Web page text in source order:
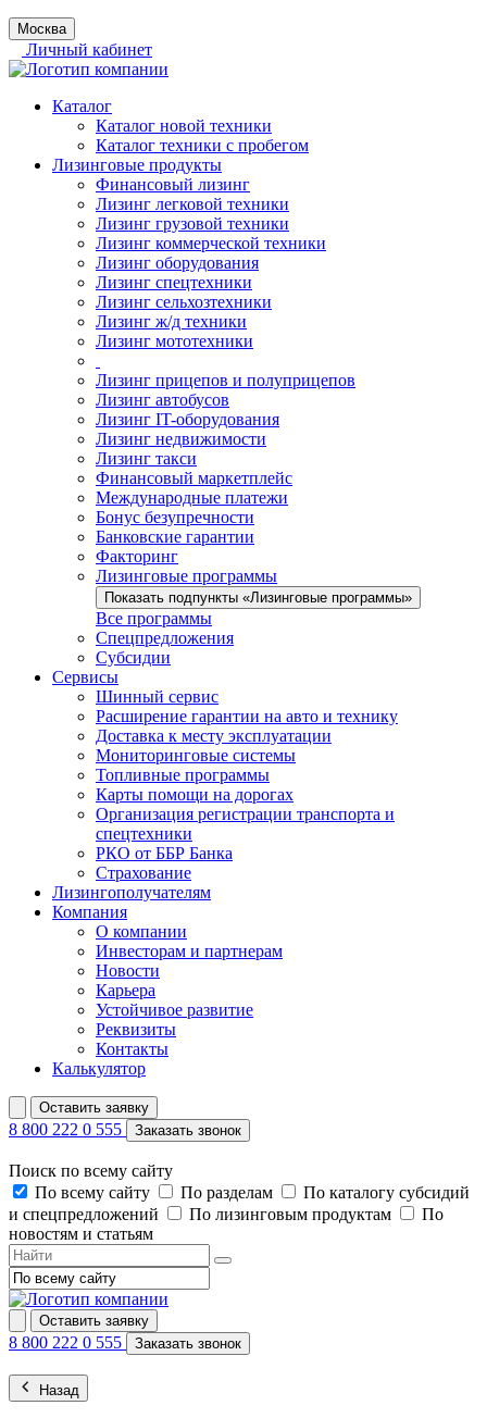
Москва
Личный кабинет
Каталог
Каталог новой техники
Каталог техники с пробегом
Лизинговые продукты
Финансовый лизинг
Лизинг легковой техники
Лизинг грузовой техники
Лизинг коммерческой техники
Лизинг оборудования
Лизинг спецтехники
Лизинг сельхозтехники
Лизинг ж/д техники
Лизинг мототехники
Лизинг прицепов и полуприцепов
Лизинг автобусов
Лизинг IT-оборудования
Лизинг недвижимости
Лизинг такси
Финансовый маркетплейс
Международные платежи
Бонус безупречности
Банковские гарантии
Факторинг
Лизинговые программы
Показать подпункты «Лизинговые программы»
Все программы
Спецпредложения
Субсидии
Сервисы
Шинный сервис
Расширение гарантии на авто и технику
Доставка к месту эксплуатации
Мониторинговые системы
Топливные программы
Карты помощи на дорогах
Организация регистрации транспорта и
спецтехники
РКО от ББР Банка
Страхование
Лизингополучателям
Компания
О компании
Инвесторам и партнерам
Новости
Карьера
Устойчивое развитие
Реквизиты
Контакты
Калькулятор
Оставить заявку
8 800 222 0 555 Заказать звонок
Поиск по всему сайту
По всему сайту
По разделам
По каталогу субсидий
и спецпредложений
По лизинговым продуктам
По
новостям и статьям
Оставить заявку
8 800 222 0 555 Заказать звонок
Назад